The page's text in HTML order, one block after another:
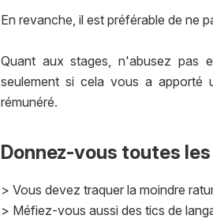
En revanche, il est préférable de ne
Quant aux stages, n'abusez pas
seulement si cela vous a apporté
rémunéré.
Donnez-vous toutes
> Vous devez traquer la moindre
> Méfiez-vous aussi des tics de